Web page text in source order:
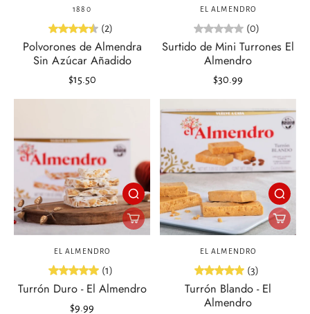
1880
(2)
Polvorones de Almendra
Sin Azúcar Añadido
$15.50
EL ALMENDRO
(0)
Surtido de Mini Turrones El
Almendro
$30.99
EL ALMENDRO
(1)
Turrón Duro - El Almendro
$9.99
EL ALMENDRO
(3)
Turrón Blando - El
Almendro